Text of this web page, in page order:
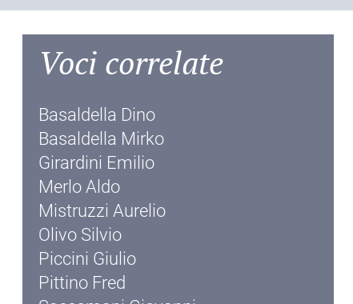
Voci correlate
Basaldella Dino
Basaldella Mirko
Girardini Emilio
Merlo Aldo
Mistruzzi Aurelio
Olivo Silvio
Piccini Giulio
Pittino Fred